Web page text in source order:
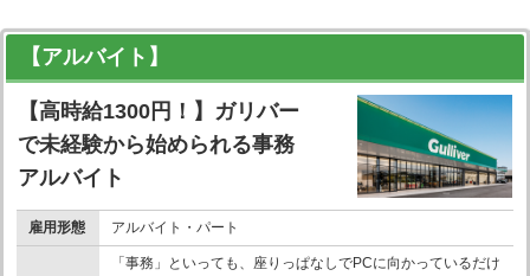
【アルバイト】
【高時給1300円！】ガリバー
で未経験から始められる事務
アルバイト
雇用形態 アルバイト・パート
「事務」といっても、座りっぱなしでPCに向かっているだけ